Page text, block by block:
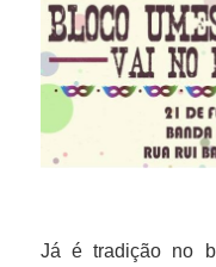
Já é tradição no